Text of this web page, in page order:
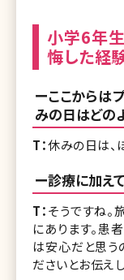
小学6年
悔した経
ーここからは
みの日はどの
T：休みの日は、
ー診療に加え
T：そうですね。
にあります。患
は安心だと思う
ださいとお伝え